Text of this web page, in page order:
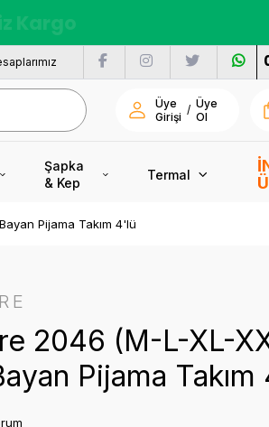
Üye
Girişi
/ Üye
Ol
Şapka
& Kep
Termal
Pijama Takım 4'lü
2046 (M-L-XL-
Pijama Takım